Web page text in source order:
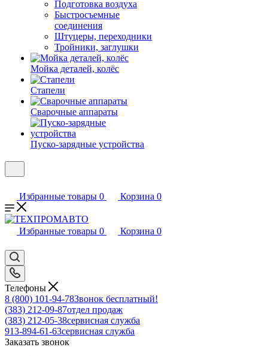
Подготовка воздуха
Быстросъемные
соединения
Штуцеры, переходники
Тройники, заглушки
Мойка деталей, колёс
Стапели
Сварочные аппараты
Пуско-зарядные устройства
Избранные товары 0 Корзина 0
Избранные товары 0 Корзина 0
Телефоны
8 (800) 101-94-78Звонок бесплатный!
(383) 212-09-87отдел продаж
(383) 212-05-38сервисная служба
913-894-61-63сервисная служба
Заказать звонок